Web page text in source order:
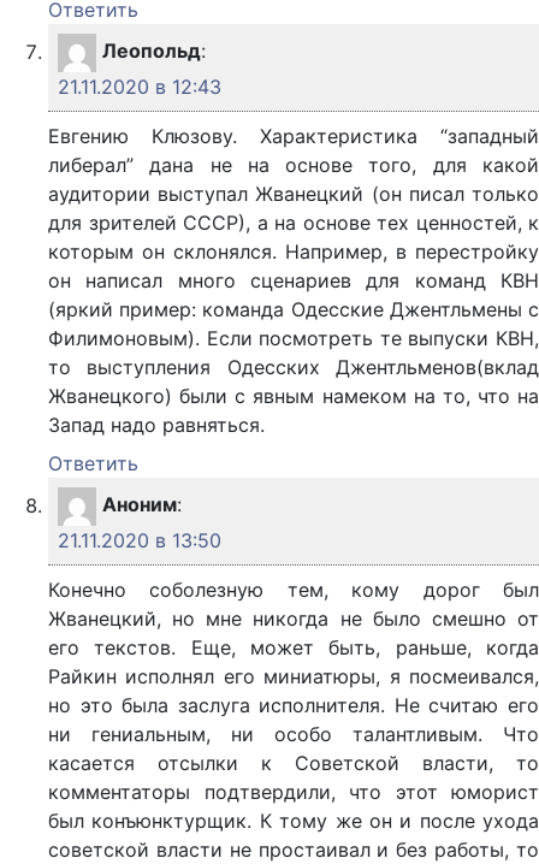
Ответить
Леопольд:
21.11.2020 в 12:43
Евгению Клюзову. Характеристика “западный
либерал” дана не на основе того, для какой
аудитории выступал Жванецкий (он писал только
для зрителей СССР), а на основе тех ценностей, к
которым он склонялся. Например, в перестройку
он написал много сценариев для команд КВН
(яркий пример: команда Одесские Джентльмены с
Филимоновым). Если посмотреть те выпуски КВН,
то выступления Одесских Джентльменов(вклад
Жванецкого) были с явным намеком на то, что на
Запад надо равняться.
Ответить
Аноним:
21.11.2020 в 13:50
Конечно соболезную тем, кому дорог был
Жванецкий, но мне никогда не было смешно от
его текстов. Еще, может быть, раньше, когда
Райкин исполнял его миниатюры, я посмеивался,
но это была заслуга исполнителя. Не считаю его
ни гениальным, ни особо талантливым. Что
касается отсылки к Советской власти, то
комментаторы подтвердили, что этот юморист
был конъюнктурщик. К тому же он и после ухода
советской власти не простаивал и без работы, то